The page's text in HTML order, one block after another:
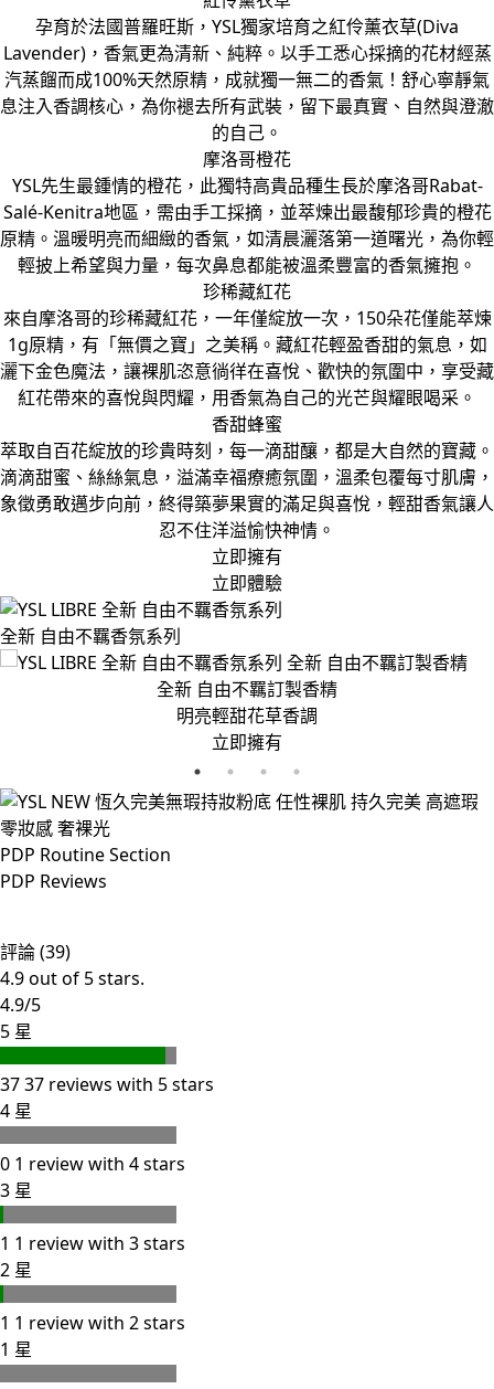
孕育於法國普羅旺斯，YSL獨家培育之紅伶薰衣草(Diva
Lavender)，香氣更為清新、純粹。以手工悉心採摘的花材經蒸
汽蒸餾而成100%天然原精，成就獨一無二的香氣！舒心寧靜氣
息注入香調核心，為你褪去所有武裝，留下最真實、自然與澄澈
的自己。
摩洛哥橙花
YSL先生最鍾情的橙花，此獨特高貴品種生長於摩洛哥Rabat-
Salé-Kenitra地區，需由手工採摘，並萃煉出最馥郁珍貴的橙花
原精。溫暖明亮而細緻的香氣，如清晨灑落第一道曙光，為你輕
輕披上希望與力量，每次鼻息都能被溫柔豐富的香氣擁抱。
珍稀藏紅花
來自摩洛哥的珍稀藏紅花，一年僅綻放一次，150朵花僅能萃煉
1g原精，有「無價之寶」之美稱。藏紅花輕盈香甜的氣息，如
灑下金色魔法，讓裸肌恣意徜徉在喜悅、歡快的氛圍中，享受藏
紅花帶來的喜悅與閃耀，用香氣為自己的光芒與耀眼喝采。
香甜蜂蜜
萃取自百花綻放的珍貴時刻，每一滴甜釀，都是大自然的寶藏。
滴滴甜蜜、絲絲氣息，溢滿幸福療癒氛圍，溫柔包覆每寸肌膚，
象徵勇敢邁步向前，終得築夢果實的滿足與喜悅，輕甜香氣讓人
忍不住洋溢愉快神情。
立即擁有
立即體驗
全新 自由不羈香氛系列
全新 自由不羈訂製香精
明亮輕甜花草香調
立即擁有
PDP Routine Section
PDP Reviews
評論 (39)
4.9 out of 5 stars.
4.9/5
5 星
3737 reviews with 5 stars
4 星
0 1 review with 4 stars
3 星
1 1 review with 3 stars
2 星
1 1 review with 2 stars
1 星